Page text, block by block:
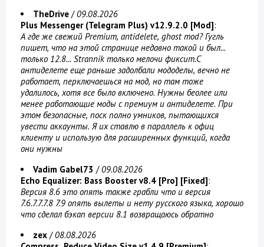
TheDrive /09.08.2026
Plus Messenger (Telegram Plus) v12.9.2.0 [Mod]:
А где же свежий Premium, antidelete, ghost mod? Гугль
пишет, что на этой странице недавно такой и был...
только 12.8... Strannik только мелочи фиксит.С
антиделете еще раньше задолбали мододелы, вечно не
работает, перключаешься на мод, но там тоже
удалилось, хотя все было включено. Нужны беолее или
менее работающие моды с премиум и антиделете. При
этом безопасные, поск полно умников, пытающихся
увести аккаунты. Я их ставлю в параллель к офиц
клиенту и использую для расширенных функций, когда
они нужны
Vadim Gabel73 /09.08.2026
Echo Equalizer: Bass Booster v8.4 [Pro] [Fixed]:
Версия 8.6 это опять также грабли что и версия
7.6.7.7.7.8 7.9 опять вылеты и нету русского языка, хорошо
что сделал бэкап версии 8.1 возвращаюсь обратно
zex /08.08.2026